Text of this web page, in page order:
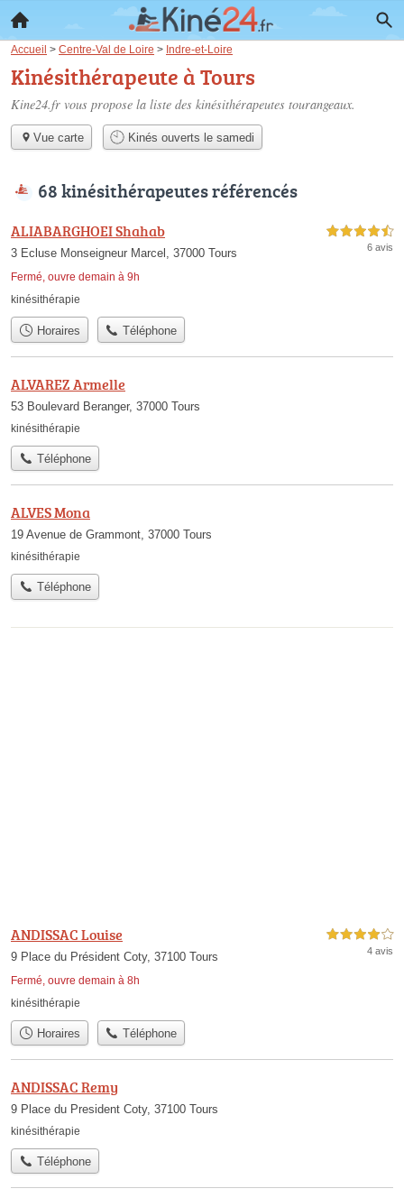
Accueil > Centre-Val de Loire > Indre-et-Loire
Kinésithérapeute à Tours
Kine24.fr vous propose la liste des kinésithérapeutes tourangeaux.
Vue carte Kinés ouverts le samedi
68 kinésithérapeutes référencés
ALIABARGHOEI Shahab
3 Ecluse Monseigneur Marcel, 37000 Tours
Fermé, ouvre demain à 9h
4,5 étoiles sur 5
6 avis
kinésithérapie
Horaires Téléphone
ALVAREZ Armelle
53 Boulevard Beranger, 37000 Tours
kinésithérapie
Téléphone
ALVES Mona
19 Avenue de Grammont, 37000 Tours
kinésithérapie
Téléphone
ANDISSAC Louise
9 Place du Président Coty, 37100 Tours
Fermé, ouvre demain à 8h
4,0 étoiles sur 5
4 avis
kinésithérapie
Horaires Téléphone
ANDISSAC Remy
9 Place du President Coty, 37100 Tours
kinésithérapie
Téléphone